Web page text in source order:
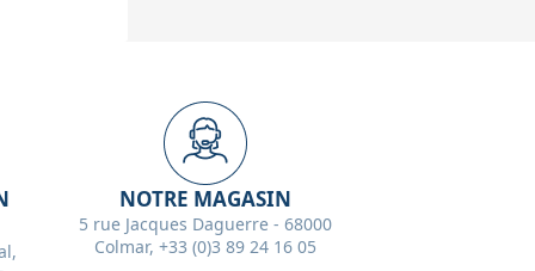
NOTRE MAGASIN
5 rue Jacques Daguerre - 68000
Colmar, +33 (0)3 89 24 16 05